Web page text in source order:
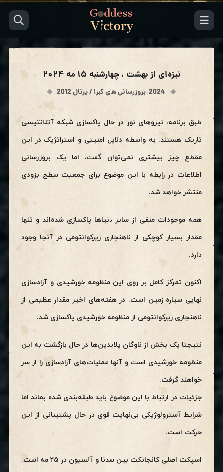
نیزه‌ای از بهشت ، چهارشنبه ۱۵ مه ۲۰۲۴
2024
,بروزرسانی های کبرا / پرتال 2012
طبق برنامه، نیروهای نور در حال پاکسازی شبکه آتلانتیسی
تاریک هستند. به واسطه دلایل امنیتی و استراتژيک در این
مقطع چیز بیشتری نمی‌توان گفت، اما یک بروزرسانی
اطلاعات در رابطه با این موضوع برای جمعيت سطح بزودی
منتشر خواهد شد.
همه موجودات منفی از سایر دنیاها پاکسازی شده‌اند و تنها
مقدار بسیار کوچکی از ناهنجاری زیرکوانتومی در آنجا وجود
دارد.
اکنون تمرکز کامل بر روی این منظومه خورشیدی و آزاد‌سازی
نهایی سیاره زمین است. در هفته‌های اخیر مقدار عظیمی از
ناهنجاری زیرکوانتومی از منظومه خورشیدی پاکسازی شد.
نتیجتا یک بخش از ناوگان پلایدین‌ها در حال بازگشت به این
منظومه خورشیدی است و آنها عملیات‌های آزادسازی را از سر
خواهند گرفت.
جزئیات در ارتباط با این موضوع باید طبقه‌بندی شده بماند اما
شرایط آسترولوژیکی بی‌نهایت قوی در حال پشتیبانی از این
حرکت است.
اسپکت اصلی کانجانکت بین سدنا و آلسیون در ۲۵ مه است.